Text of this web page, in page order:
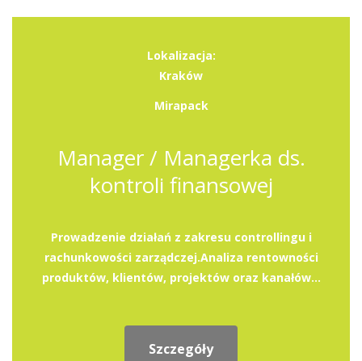
Lokalizacja:
Kraków
Mirapack
Manager / Managerka ds.
kontroli finansowej
Prowadzenie działań z zakresu controllingu i
rachunkowości zarządczej.Analiza rentowności
produktów, klientów, projektów oraz kanałów...
Szczegóły